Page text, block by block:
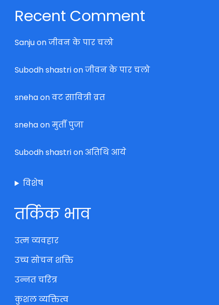
Recent Comment
Sanjuonजीवन के पार चलो
Subodh shastrionजीवन के पार चलो
snehaonवट सावित्री व्रत
snehaonमुर्ती पुजा
Subodh shastrionअतिथि आये
विशेष
तर्किक भाव
उत्म व्यवहार
उच्च सोचन शक्ति
उन्नत चरित्र
कुशल व्यक्तित्व